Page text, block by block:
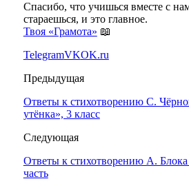
Спасибо, что учишься вместе с
стараешься, и это главное.
Твоя «Грамота» 📖
TelegramVKOK.ru
Предыдущая
Ответы к стихотворению С.
утёнка», 3 класс
Следующая
Ответы к стихотворению А.
часть